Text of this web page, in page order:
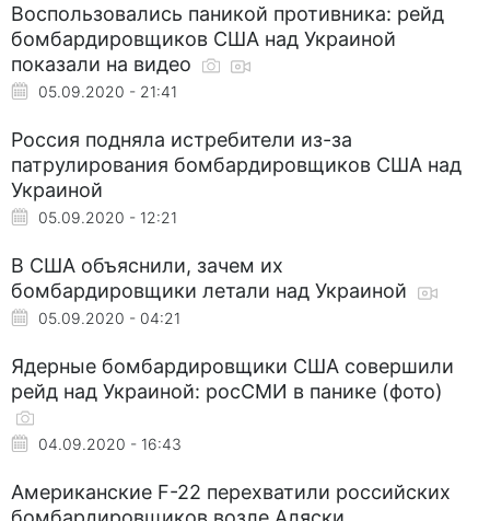
Воспользовались паникой противника: рейд
бомбардировщиков США над Украиной
показали на видео
05.09.2020 - 21:41
Россия подняла истребители из-за
патрулирования бомбардировщиков США над
Украиной
05.09.2020 - 12:21
В США объяснили, зачем их
бомбардировщики летали над Украиной
05.09.2020 - 04:21
Ядерные бомбардировщики США совершили
рейд над Украиной: росСМИ в панике (фото)
04.09.2020 - 16:43
Американские F-22 перехватили российских